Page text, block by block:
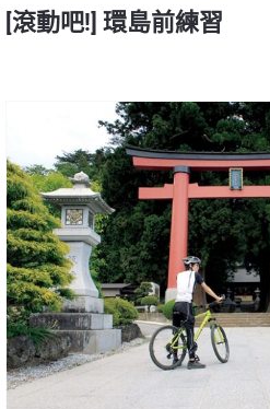
[滾動吧!] 環島前練習